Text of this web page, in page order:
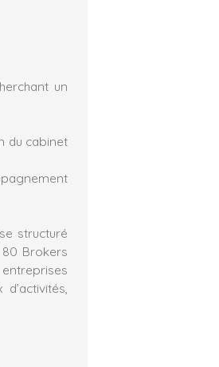
un
du cabinet
structuré
Brokers